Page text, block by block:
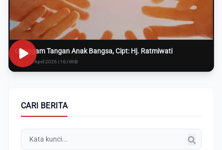
Genggam Tangan Anak Bangsa, Cipt: Hj. Ratmiwati
Rabu, 8 April 2026 | 16:i WIB
CARI BERITA